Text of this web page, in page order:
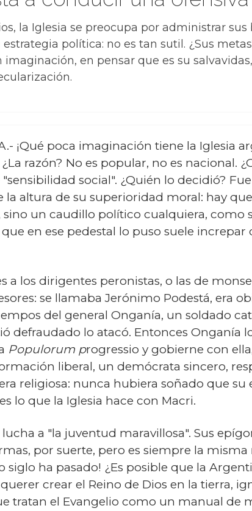
la Iglesia se preocupa por administrar
política: no es tan sutil. ¿Sus
en pensar que es su
¡Qué poca imaginación tiene la Iglesia
razón? No es popular, no es nacional.
social". ¿Quién lo decidió?
la altura de su superioridad moral: hay
un caudillo político cualquiera, como
en ese pedestal lo puso suele
a los dirigentes peronistas, o las de
se llamaba Jerónimo Podestá, era
del general Onganía, un soldado
defraudado lo atacó. Entonces Onganía
Populorum progressio y gobierne con
liberal, un demócrata sincero,
religiosa: nunca hubiera soñado que su
lo que la Iglesia hace con Macri.
a "la juventud maravillosa". Sus
por suerte, pero es siempre la misma
ha pasado! ¿Es posible que la
crear el Reino de Dios en la tierra,
tratan el Evangelio como un manual de